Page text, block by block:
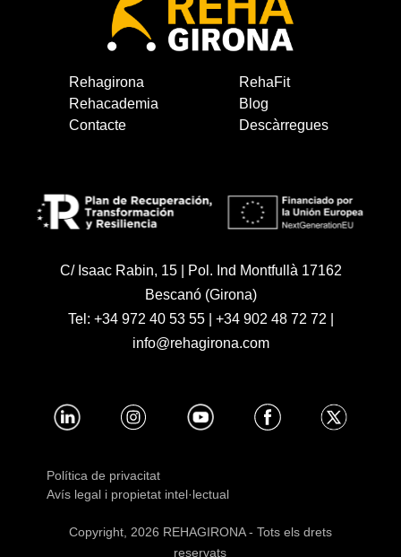
Rehagirona
RehaFit
Rehacademia
Blog
Contacte
Descàrregues
C/ Isaac Rabin, 15 | Pol. Ind Montfullà 17162
Bescanó (Girona)
Tel: +34 972 40 53 55| +34 902 48 72 72
info@rehagirona.com
Copyright, 2026 REHAGIRONA - Tots els drets
reservats
Política de privacitat
Avís legal i propietat intel·lectual